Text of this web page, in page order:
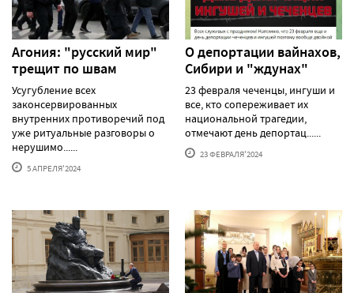
Агония: "русский мир"
трещит по швам
Усугубление всех
законсервированных
внутренних противоречий под
уже ритуальные разговоры о
нерушимо......
5 АПРЕЛЯ'2024
О депортации вайнахов,
Сибири и "ждунах"
23 февраля чеченцы, ингуши и
все, кто сопереживает их
национальной трагедии,
отмечают день депортац......
23 ФЕВРАЛЯ'2024